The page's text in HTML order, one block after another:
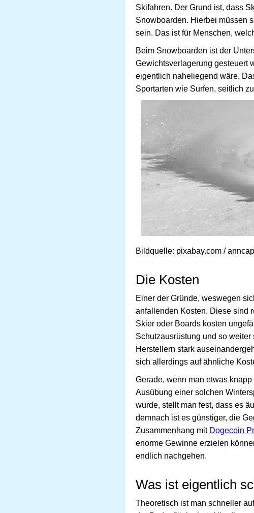
Skifahren. Der Grund ist, dass
Snowboarden. Hierbei müssen
sein. Das ist für Menschen,
Beim Snowboarden ist der
Gewichtsverlagerung gesteuert
eigentlich naheliegend wäre.
Sportarten wie Surfen, seitlich
Bildquelle: pixabay.com /
Die Kosten
Einer der Gründe, weswegen
anfallenden Kosten. Diese sind
Skier oder Boards kosten
Schutzausrüstung und so
Herstellern stark
sich allerdings auf ähnliche
Gerade, wenn man etwas
Ausübung einer solchen
wurde, stellt man fest, dass es
demnach ist es günstiger, die
Zusammenhang mit Dogecoin
enorme Gewinne erzielen
endlich nachgehen.
Was ist eigentlich
Theoretisch ist man schneller